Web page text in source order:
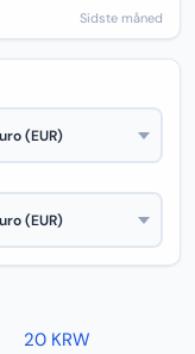
Sidste måned
20 KRW